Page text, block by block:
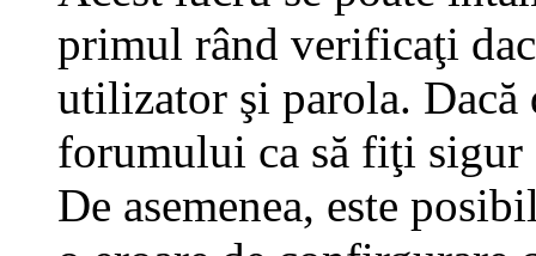
primul rând verificaţi
utilizator şi parola. Dacă
forumului ca să fiţi
De asemenea, este